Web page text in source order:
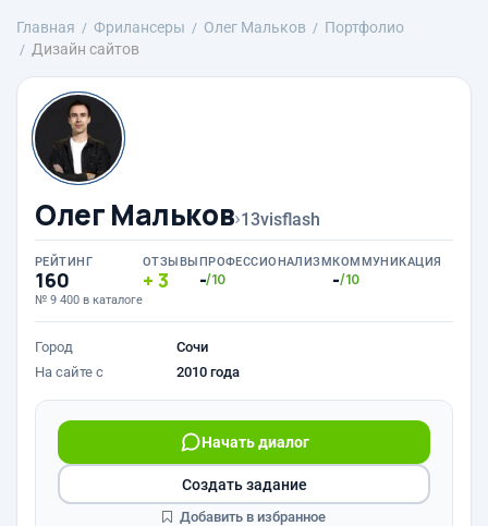
Главная Фрилансеры Олег Мальков
Портфолио
Дизайн сайтов
Олег Мальков›13visflash
РЕЙТИНГ
160
№ 9 400 в каталоге
ОТЗЫВЫ
3
ПРОФЕССИОНАЛИЗМ
-/10
КОММУНИКАЦИЯ
-/10
Город
Сочи
На сайте с
2010 года
Начать диалог
Создать задание
Добавить в избранное